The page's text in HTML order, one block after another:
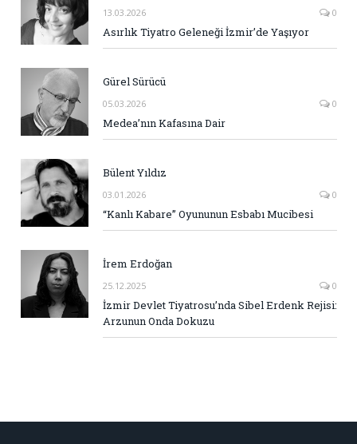
13.03.2026 0
Asırlık Tiyatro Geleneği İzmir’de Yaşıyor
Gürel Sürücü
05.03.2026 0
Medea’nın Kafasına Dair
Bülent Yıldız
03.01.2026 0
“Kanlı Kabare” Oyununun Esbabı Mucibesi
İrem Erdoğan
25.12.2025 0
İzmir Devlet Tiyatrosu’nda Sibel Erdenk Rejisi:
Arzunun Onda Dokuzu